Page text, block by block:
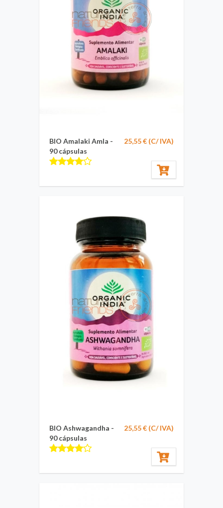
25,55 € (C/ IVA)
BIO Amalaki Amla -
90 cápsulas
25,55 € (C/ IVA)
BIO Ashwagandha -
90 cápsulas